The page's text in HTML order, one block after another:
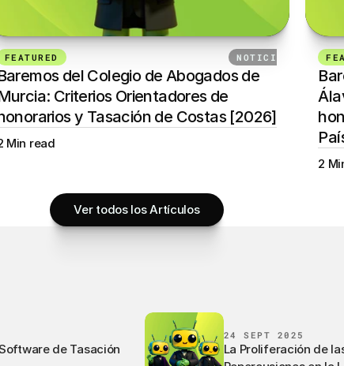
FEATURED NOTICIAS
del Colegio de Abogados de
Criterios Orientadores de
y Tasación de Costas [2026]
Min read
2
Ver todos los Artículos
de Tasación
24 SEPT 2025
La Proliferación de